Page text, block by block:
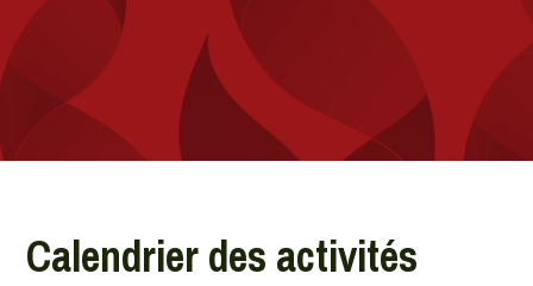
Calendrier des activités